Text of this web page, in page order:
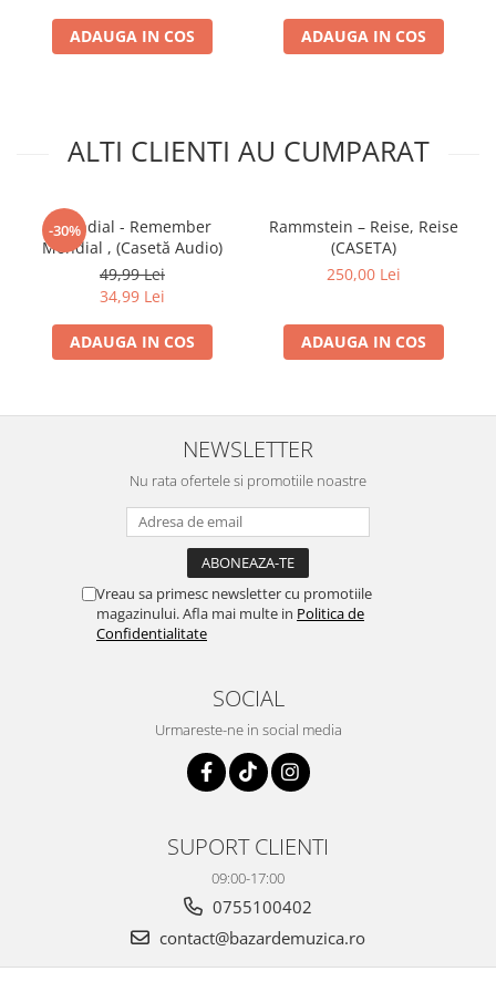
ADAUGA IN COS ADAUGA IN COS
ALTI CLIENTI AU CUMPARAT
-30%
Mondial - Remember
Mondial , (Casetă Audio)
49,99 Lei
34,99 Lei
ADAUGA IN COS
Rammstein – Reise, Reise
(CASETA)
250,00 Lei
ADAUGA IN COS
NEWSLETTER
Nu rata ofertele si promotiile noastre
Vreau sa primesc newsletter cu promotiile
magazinului. Afla mai multe in Politica de
Confidentialitate
SOCIAL
Urmareste-ne in social media
SUPORT CLIENTI
09:00-17:00
0755100402
contact@bazardemuzica.ro